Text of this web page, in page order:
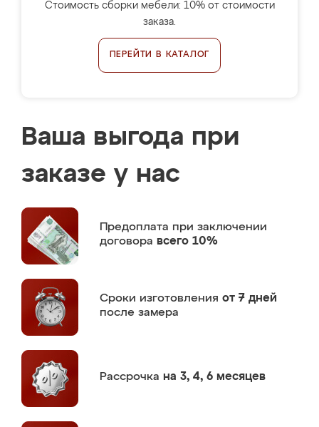
Стоимость сборки мебели: 10% от стоимости
заказа.
ПЕРЕЙТИ В КАТАЛОГ
Ваша выгода при
заказе у нас
Предоплата при заключении
договора всего 10%
Сроки изготовления от 7 дней
после замера
Рассрочка на 3, 4, 6 месяцев